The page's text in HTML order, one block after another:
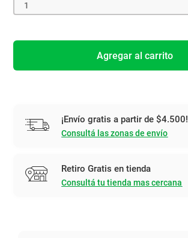
1
Agregar al carrito
¡Envío gratis a partir de $4.500!
Consultá las zonas de envío
Retiro Gratis en tienda
Consultá tu tienda mas cercana